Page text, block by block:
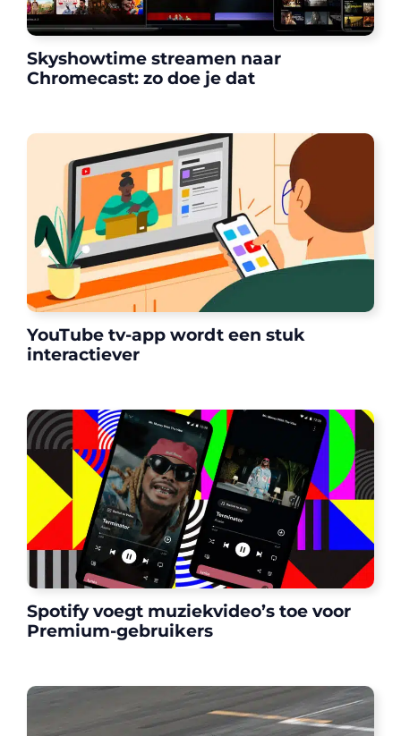
Skyshowtime streamen naar
Chromecast: zo doe je dat
YouTube tv-app wordt een stuk
interactiever
Spotify voegt muziekvideo’s toe voor
Premium-gebruikers